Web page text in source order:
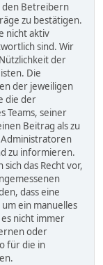
den Betreibern
zu bestätigen.
nicht aktiv
sind. Wir
der
Die
der jeweiligen
die der
Teams, seiner
Beitrag als zu
zu informieren.
das Recht vor,
dass eine
ein manuelles
nicht immer
oder
für die in